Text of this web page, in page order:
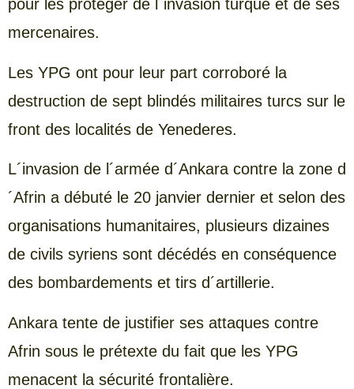
pour les protéger de l´invasion turque et de ses
mercenaires.
Les YPG ont pour leur part corroboré la
destruction de sept blindés militaires turcs sur le
front des localités de Yenederes.
L´invasion de l´armée d´Ankara contre la zone d
´Afrin a débuté le 20 janvier dernier et selon des
organisations humanitaires, plusieurs dizaines
de civils syriens sont décédés en conséquence
des bombardements et tirs d´artillerie.
Ankara tente de justifier ses attaques contre
Afrin sous le prétexte du fait que les YPG
menacent la sécurité frontalière.